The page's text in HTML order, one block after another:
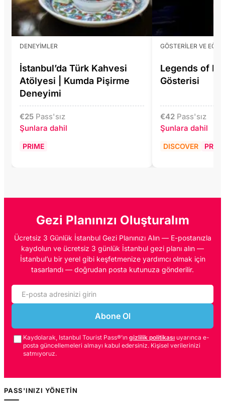
DENEYIMLER
İstanbul’da Türk Kahvesi
Atölyesi | Kumda Pişirme
Deneyimi
€25 Pass'sız
Şunlara dahil
PRIME
GÖSTERILER VE
Legends of
Gösterisi
€42 Pass'sız
Şunlara dahil
DISCOVER
Gezi Planınızı Oluşturalım
Ücretsiz 3 Günlük İstanbul Gezi Planınızı Alın — E-postanızla
kaydolun ve ücretsiz 3 günlük İstanbul gezi planı alın —
İstanbul’u bir yerel gibi keşfetmenize yardımcı olmak için
tasarlandı — doğrudan posta kutunuza gönderilir.
Abone Ol
Kaydolarak, Istanbul Tourist Pass®’ın gizlilik politikası uyarınca e-
posta güncellemeleri almayı kabul edersiniz. Kişisel verilerinizi
satmıyoruz.
PASS'INIZI YÖNETIN